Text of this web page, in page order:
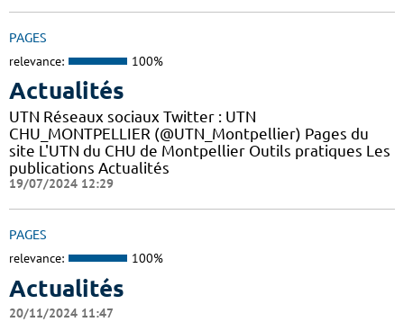
PAGES
relevance: 100%
Actualités
UTN Réseaux sociaux Twitter : UTN
CHU_MONTPELLIER (@UTN_Montpellier) Pages du
site L'UTN du CHU de Montpellier Outils pratiques Les
publications Actualités
19/07/2024 12:29
PAGES
relevance: 100%
Actualités
20/11/2024 11:47